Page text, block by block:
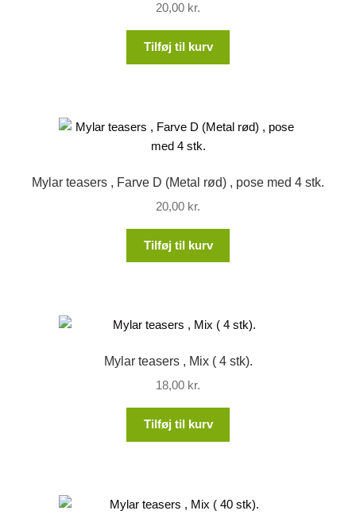
20,00 kr.
Tilføj til kurv
Mylar teasers , Farve D (Metal rød) , pose med 4 stk.
20,00 kr.
Tilføj til kurv
Mylar teasers , Mix ( 4 stk).
18,00 kr.
Tilføj til kurv